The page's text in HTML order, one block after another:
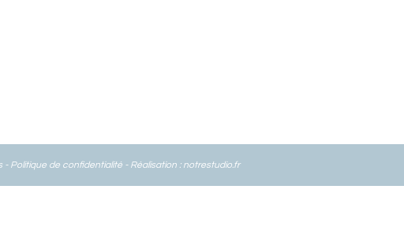
- Politique de confidentialité - Réalisation : notrestudio.fr